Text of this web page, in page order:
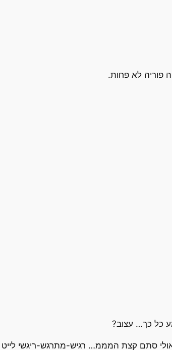
פוריה לא פחות.
כל כך… עצוב?
סתם קצת המממ… רגיש-מתרגש-ריגשי לייט